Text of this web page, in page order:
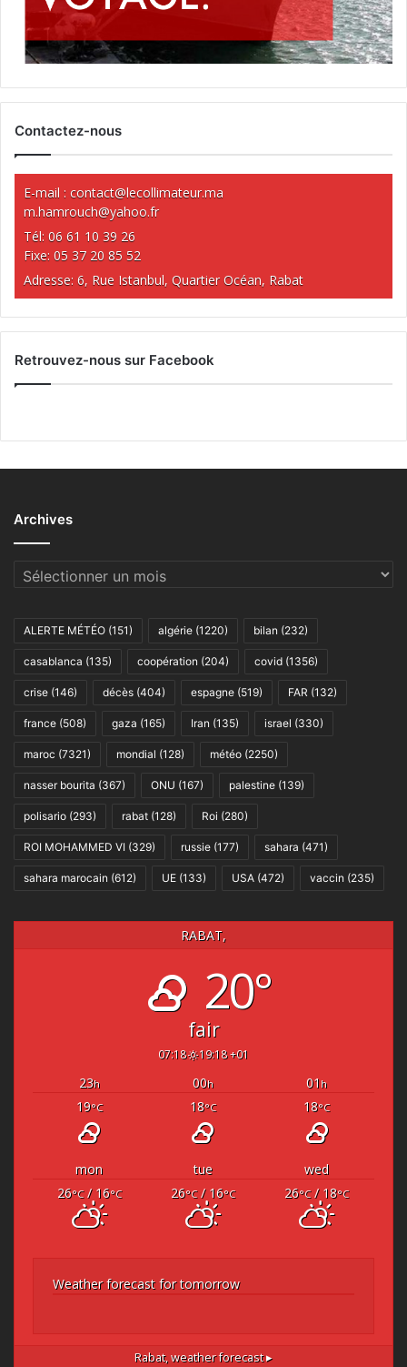
Contactez-nous
E-mail : contact@lecollimateur.ma
m.hamrouch@yahoo.fr
Tél: 06 61 10 39 26
Fixe: 05 37 20 85 52
Adresse: 6, Rue Istanbul, Quartier Océan, Rabat
Retrouvez-nous sur Facebook
Archives
Archives
ALERTE MÉTÉO (151) algérie (1220) bilan (232)
casablanca (135) coopération (204) covid (1356)
crise (146) décès (404) espagne (519) FAR (132)
france (508) gaza (165) Iran (135) israel (330)
maroc (7321) mondial (128) météo (2250)
nasser bourita (367) ONU (167) palestine (139)
polisario (293) rabat (128) Roi (280)
ROI MOHAMMED VI (329) russie (177) sahara (471)
sahara marocain (612) UE (133) USA (472) vaccin (235)
RABAT,
20°
fair
07:18 19:18 +01
23h 00h 01 h
19°C 18°C 18°C
mon tue
wed
26°C/ 16°C 26°C/ 16°C 26°C/ 18°C
Weather forecast for tomorrow
Rabat,weather forecast ▸